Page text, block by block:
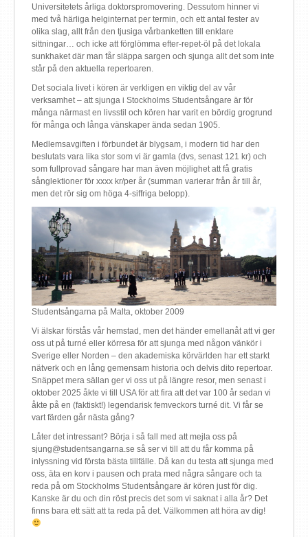
Universitetets årliga doktorspromovering. Dessutom hinner vi
med två härliga helginternat per termin, och ett antal fester av
olika slag, allt från den tjusiga vårbanketten till enklare
sittningar… och icke att förglömma efter-repet-öl på det lokala
sunkhaket där man får släppa sargen och sjunga allt det som inte
står på den aktuella repertoaren.
Det sociala livet i kören är verkligen en viktig del av vår
verksamhet – att sjunga i Stockholms Studentsångare är för
många närmast en livsstil och kören har varit en bördig grogrund
för många och långa vänskaper ända sedan 1905.
Medlemsavgiften i förbundet är blygsam, i modern tid har den
beslutats vara lika stor som vi är gamla (dvs, senast 121 kr) och
som fullprovad sångare har man även möjlighet att få gratis
sånglektioner för xxxx kr/per år (summan varierar från år till år,
men det rör sig om höga 4-siffriga belopp).
Studentsångarna på Malta, oktober 2009
Vi älskar förstås vår hemstad, men det händer emellanåt att vi ger
oss ut på turné eller körresa för att sjunga med någon vänkör i
Sverige eller Norden – den akademiska körvärlden har ett starkt
nätverk och en lång gemensam historia och delvis dito repertoar.
Snäppet mera sällan ger vi oss ut på längre resor, men senast i
oktober 2025 åkte vi till USA för att fira att det var 100 år sedan vi
åkte på en (faktiskt!) legendarisk femveckors turné dit. Vi får se
vart färden går nästa gång?
Låter det intressant? Börja i så fall med att mejla oss på
sjung@studentsangarna.se så ser vi till att du får komma på
inlyssning vid första bästa tillfälle. Då kan du testa att sjunga med
oss, äta en korv i pausen och prata med några sångare och ta
reda på om Stockholms Studentsångare är kören just för dig.
Kanske är du och din röst precis det som vi saknat i alla år? Det
finns bara ett sätt att ta reda på det. Välkommen att höra av dig!